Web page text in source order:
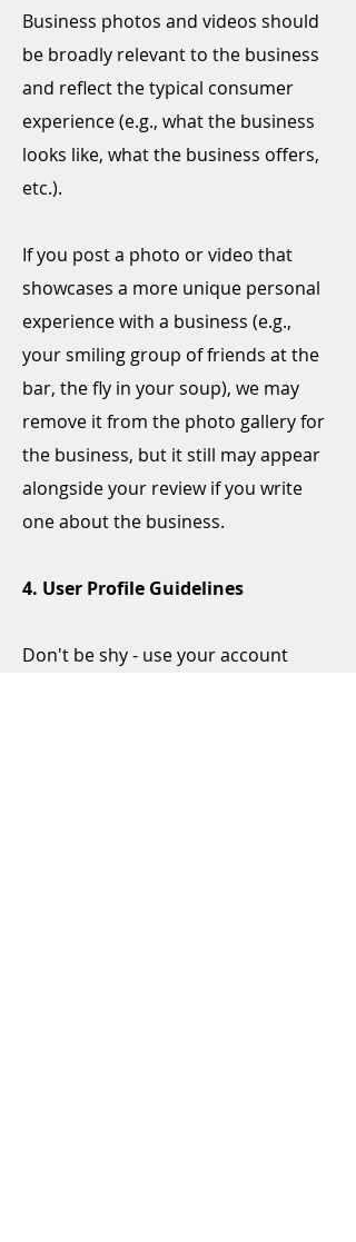
Business photos and videos should
be broadly relevant to the business
and reflect the typical consumer
experience (e.g., what the business
looks like, what the business offers,
etc.).
If you post a photo or video that
showcases a more unique personal
experience with a business (e.g.,
your smiling group of friends at the
bar, the fly in your soup), we may
remove it from the photo gallery for
the business, but it still may appear
alongside your review if you write
one about the business.
4. User Profile Guidelines
Don't be shy - use your account